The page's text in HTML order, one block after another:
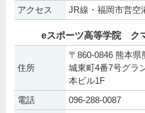
アクセス
JR線・福岡市営空
eスポーツ高等学院 ク
住所
〒860-0846 熊本県
城東町4番7号グラ
本ビル1F
電話
096-288-0087